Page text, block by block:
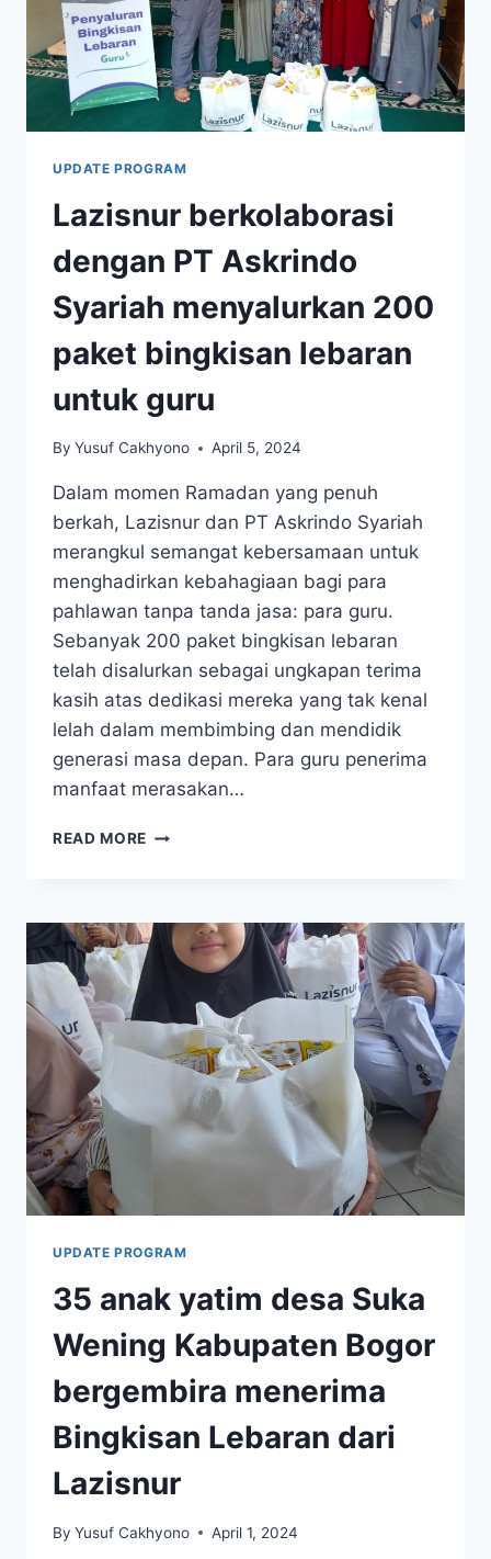
UPDATE PROGRAM
Lazisnur berkolaborasi
dengan PT Askrindo
Syariah menyalurkan 200
paket bingkisan lebaran
untuk guru
By Yusuf Cakhyono April 5, 2024
Dalam momen Ramadan yang penuh
berkah, Lazisnur dan PT Askrindo Syariah
merangkul semangat kebersamaan untuk
menghadirkan kebahagiaan bagi para
pahlawan tanpa tanda jasa: para guru.
Sebanyak 200 paket bingkisan lebaran
telah disalurkan sebagai ungkapan terima
kasih atas dedikasi mereka yang tak kenal
lelah dalam membimbing dan mendidik
generasi masa depan. Para guru penerima
manfaat merasakan…
READ MORE LAZISNUR
ASKRINDO
SYARIAH
MENYALURKAN
PAKET
BINGKISAN
LEBARAN
GURU
UPDATE PROGRAM
35 anak yatim desa Suka
Wening Kabupaten Bogor
bergembira menerima
Bingkisan Lebaran dari
Lazisnur
By Yusuf Cakhyono April 1, 2024